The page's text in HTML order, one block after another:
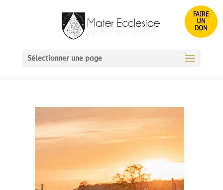
FAIRE
UN
DON
Sélectionner une page